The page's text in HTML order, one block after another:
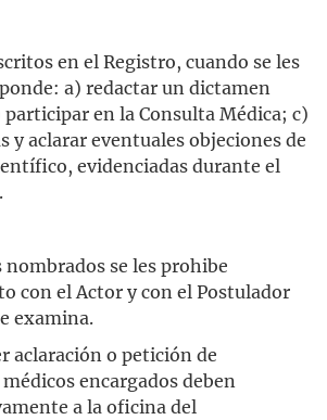
en el Registro, cuando se les
a) redactar un dictamen
en la Consulta Médica; c)
y aclarar eventuales objeciones de
evidenciadas durante el
nombrados se les prohibe
con el Actor y con el Postulador
examina.
aclaración o petición de
encargados deben
a la oficina del